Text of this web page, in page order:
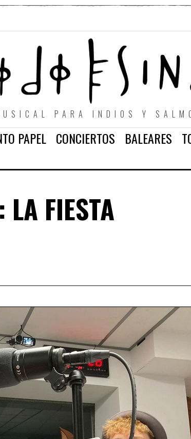
PARA INDIOS Y
PAPEL CONCIERTOS BALEARES
FIESTA